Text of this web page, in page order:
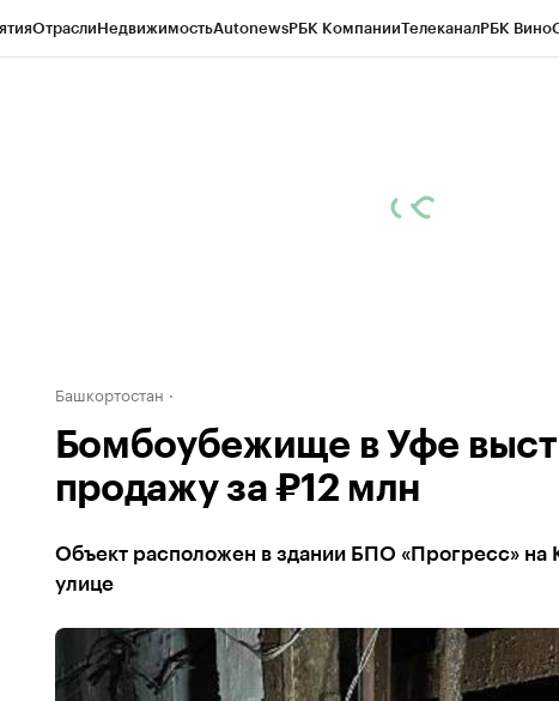
ОтраслиНедвижимостьAutonewsРБК КомпанииТелеканалРБК Вино
Башкортостан
Бомбоубежище в Уфе
продажу за ₽12 млн
Объект расположен в здании БПО «Прогресс» на
улице